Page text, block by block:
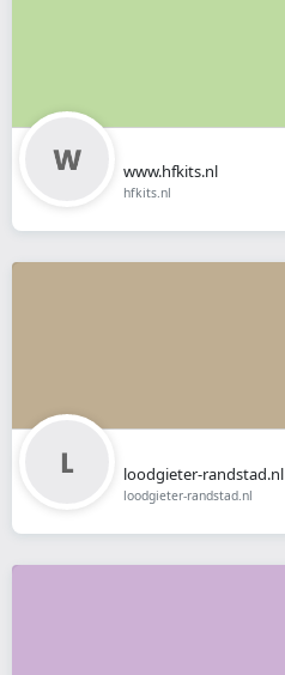
www.hfkits.nl
hfkits.nl
loodgieter-randstad.nl
loodgieter-randstad.nl